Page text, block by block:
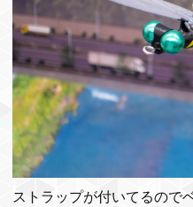
ストラップが付いてるので